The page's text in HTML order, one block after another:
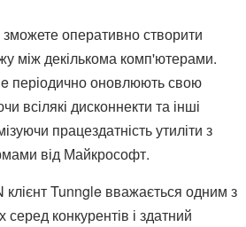
оперативно створити
між декількома комп'ютерами.
періодично оновлюють свою
всілякі дисконнекти та інші
працездатність утиліти з
від Майкрософт.
клієнт Tunngle вважається одним з
конкурентів і здатний